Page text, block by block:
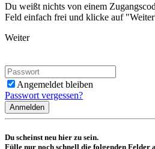
Du weißt nichts von einem
Feld einfach frei und klicke auf
Weiter
Angemeldet bleiben
Passwort vergessen?
Anmelden
Du scheinst neu hier zu sein.
Fülle nur noch schnell die folgenden Felder